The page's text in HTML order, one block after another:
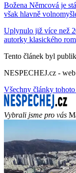
Božena Němcová je
však hlavně
Uplynulo již více než
autorky klasického
Tento článek byl
NESPECHEJ.cz -
Všechny články
Vybrali jsme pro vás